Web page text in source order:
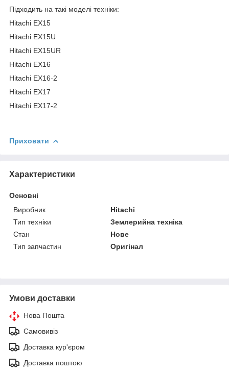
Підходить на такі моделі техніки:
Hitachi EX15
Hitachi EX15U
Hitachi EX15UR
Hitachi EX16
Hitachi EX16-2
Hitachi EX17
Hitachi EX17-2
Приховати
Характеристики
Основні
Виробник
Hitachi
Тип техніки
Землерийна техніка
Стан
Нове
Тип запчастин
Оригінал
Умови доставки
Нова Пошта
Самовивіз
Доставка кур'єром
Доставка поштою